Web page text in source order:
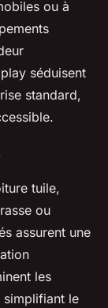
ou à
séduisent
standard,
tuile,
ou
assurent une
les
simplifiant le